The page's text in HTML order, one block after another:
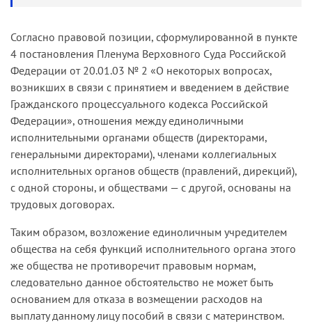
Согласно правовой позиции, сформулированной в пункте
4 постановления Пленума Верховного Суда Российской
Федерации от 20.01.03 № 2 «О некоторых вопросах,
возникших в связи с принятием и введением в действие
Гражданского процессуального кодекса Российской
Федерации», отношения между единоличными
исполнительными органами обществ (директорами,
генеральными директорами), членами коллегиальных
исполнительных органов обществ (правлений, дирекций),
с одной стороны, и обществами — с другой, основаны на
трудовых договорах.
Таким образом, возложение единоличным учредителем
общества на себя функций исполнительного органа этого
же общества не противоречит правовым нормам,
следовательно данное обстоятельство не может быть
основанием для отказа в возмещении расходов на
выплату данному лицу пособий в связи с материнством.